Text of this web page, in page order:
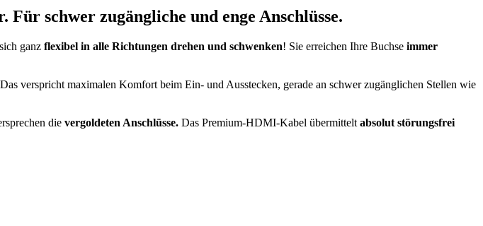
Für schwer zugängliche und enge Anschlüsse.
ganz flexibel in alle Richtungen drehen und schwenken! Sie erreichen Ihre Buchse immer
Das verspricht maximalen Komfort beim Ein- und Ausstecken, gerade an schwer zugänglichen Stellen wie
die vergoldeten Anschlüsse. Das Premium-HDMI-Kabel übermittelt absolut störungsfrei